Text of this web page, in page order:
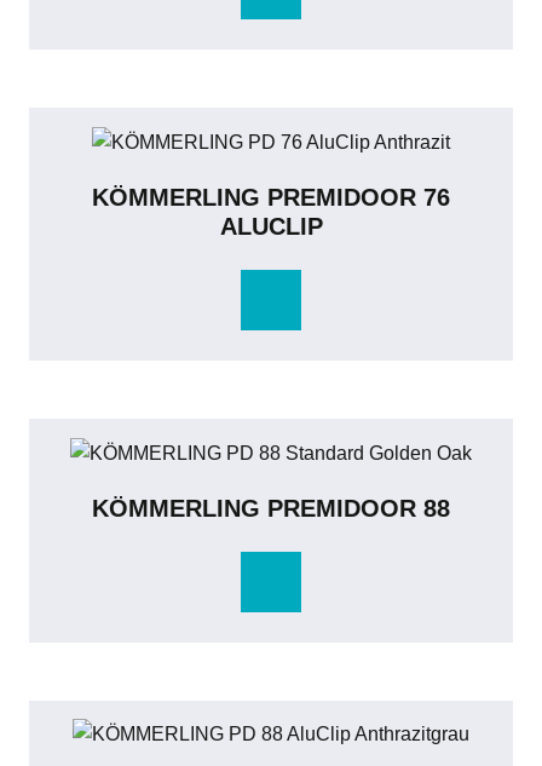
KÖMMERLING PREMIDOOR 76
ALUCLIP
KÖMMERLING PREMIDOOR 88